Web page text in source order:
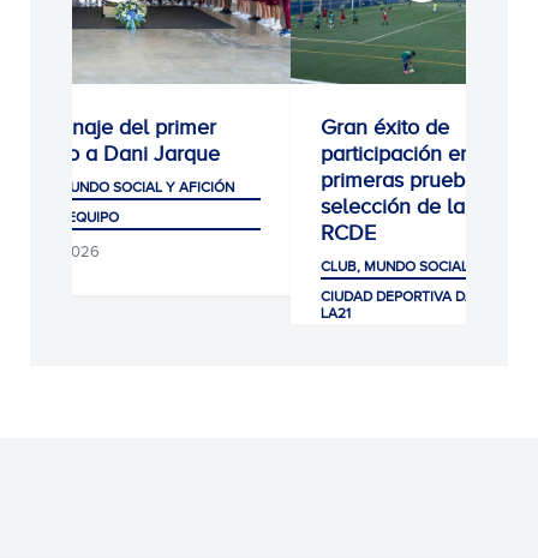
del primer
a Dani Jarque
MUNDO SOCIAL Y AFICIÓN
EQUIPO
Gran éxito de
participación en las
primeras pruebas de
selección de la Escola
RCDE
CLUB, MUNDO SOCIAL Y AFICIÓN
CIUDAD DEPORTIVA DANI JARQUE ·